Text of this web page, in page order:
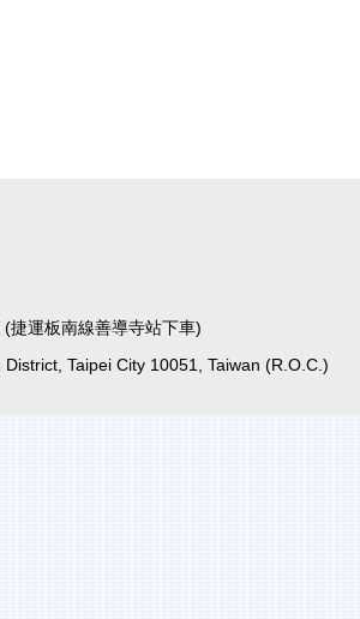
捷運板南線善導寺站下車)
Taipei City 10051, Taiwan (R.O.C.)